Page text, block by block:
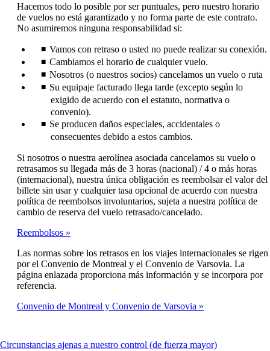
Hacemos todo lo posible por ser puntuales, pero nuestro horario
de vuelos no está garantizado y no forma parte de este contrato.
No asumiremos ninguna responsabilidad si:
Vamos con retraso o usted no puede realizar su conexión.
Cambiamos el horario de cualquier vuelo.
Nosotros (o nuestros socios) cancelamos un vuelo o ruta
Su equipaje facturado llega tarde (excepto según lo
exigido de acuerdo con el estatuto, normativa o
convenio).
Se producen daños especiales, accidentales o
consecuentes debido a estos cambios.
Si nosotros o nuestra aerolínea asociada cancelamos su vuelo o
retrasamos su llegada más de 3 horas (nacional) / 4 o más horas
(internacional), nuestra única obligación es reembolsar el valor del
billete sin usar y cualquier tasa opcional de acuerdo con nuestra
política de reembolsos involuntarios, sujeta a nuestra política de
cambio de reserva del vuelo retrasado/cancelado.
Reembolsos
Las normas sobre los retrasos en los viajes internacionales se rigen
por el Convenio de Montreal y el Convenio de Varsovia. La
página enlazada proporciona más información y se incorpora por
referencia.
Convenio de Montreal y Convenio de Varsovia
Circunstancias ajenas a nuestro control (de fuerza mayor)This